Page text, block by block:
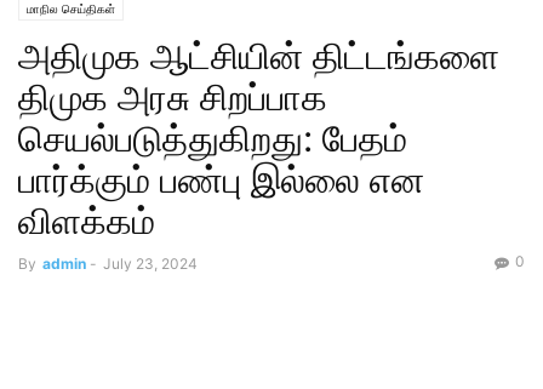
மாநில செய்திகள்
அதிமுக ஆட்சியின் திட்டங்களை
திமுக அரசு சிறப்பாக
செயல்படுத்துகிறது: பேதம்
பார்க்கும் பண்பு இல்லை என
விளக்கம்
By admin - July 23, 2024 0